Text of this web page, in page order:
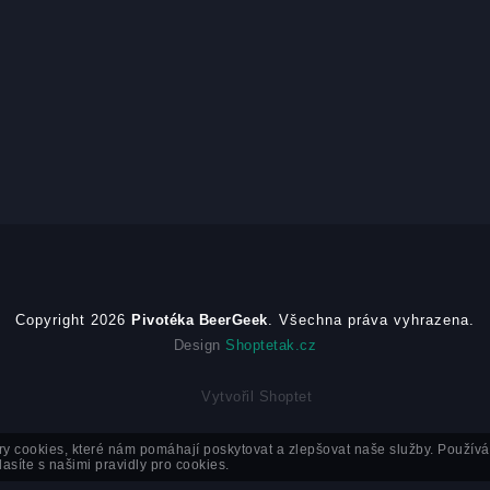
cookies, které nám pomáhají poskytovat a zlepšovat naše služby.
s našimi pravidly pro cookies.
Copyright 2026Pivotéka BeerGeek . Všechna práva vyhrazena.
Design Shoptetak.cz
Vytvořil Shoptet